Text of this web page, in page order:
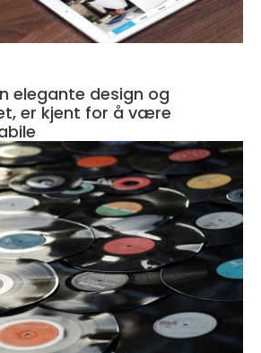
elegante design og
er kjent for å være